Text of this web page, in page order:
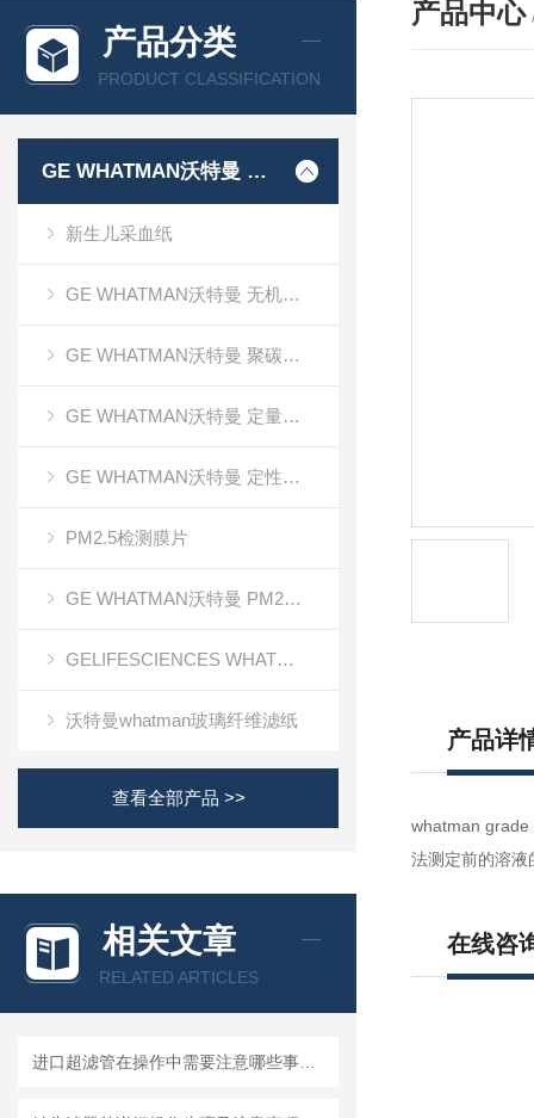
产品分类
PRODUCT CLASSIFICATION
GE WHATMAN沃特曼 过滤产品代理
新生儿采血纸
GE WHATMAN沃特曼 无机氧化铝AAO模板
GE WHATMAN沃特曼 聚碳酸酯膜
GE WHATMAN沃特曼 定量滤纸
GE WHATMAN沃特曼 定性滤纸
PM2.5检测膜片
GE WHATMAN沃特曼 PM2.5专用产品
GELIFESCIENCES WHATMAN 转印记膜杂交膜
沃特曼whatman玻璃纤维滤纸
查看全部产品 >>
相关文章
RELATED ARTICLES
产品中心
产品详
whatman grade
法测定前的溶液
在线咨